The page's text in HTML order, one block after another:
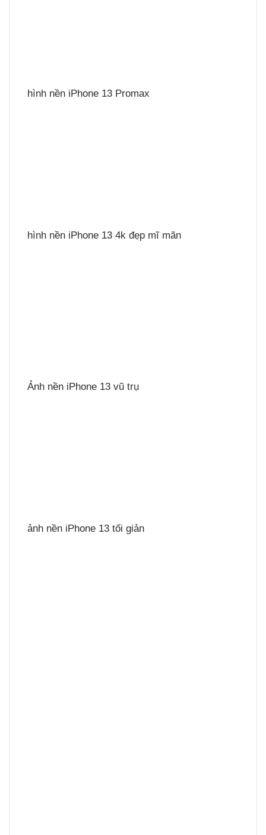
hình nền iPhone 13 Promax
hình nền iPhone 13 4k đẹp mĩ mãn
Ảnh nền iPhone 13 vũ trụ
ảnh nền iPhone 13 tối giản